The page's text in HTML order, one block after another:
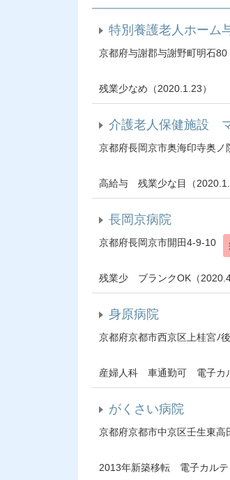
特別養護老人ホーム
京都府与謝郡与謝野町明石80
残業少なめ（2020.1.23）
介護老人保健施設
京都府長岡京市奥海印寺奥ノ
高給与 残業少な目（
長岡京病院
京都府長岡京市開田4-9-10
残業少 ブランクOK（
身原病院
京都府京都市西京区上桂宮ﾉ
産婦人科 車通勤可 電子カ
がくさい病院
京都府京都市中京区壬生東高
2013年新築移転 電子カル